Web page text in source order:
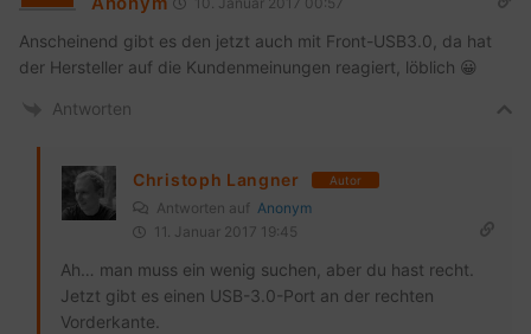
Anscheinend gibt es den jetzt auch mit Front-USB3.0, da hat
der Hersteller auf die Kundenmeinungen reagiert, löblich 😀
Antworten
Christoph Langner Autor
Antworten auf Anonym
11. Januar 2017 19:45
Ah… man muss ein wenig suchen, aber du hast recht.
Jetzt gibt es einen USB-3.0-Port an der rechten
Vorderkante.